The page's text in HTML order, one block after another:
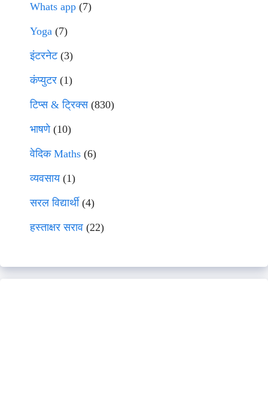
Whats app (7)
Yoga (7)
इंटरनेट(3)
कंप्युटर (1)
टिप्स & ट्रिक्स(830)
भाषणे(10)
वेदिक Maths (6)
व्यवसाय(1)
सरल विद्यार्थी(4)
हस्ताक्षर सराव (22)